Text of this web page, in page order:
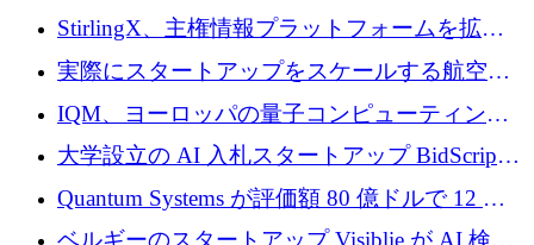
Venture Kick から 16 万 1,000 ユーロを調達
StirlingX、主権情報プラットフォームを拡張
するためにシリーズ A で 2,000 万ドルを確保
実際にスタートアップをスケールする航空イ
ノベーション モデルを学ぶ
IQM、ヨーロッパの量子コンピューティング
企業として初めて米国の主要取引所に上場
大学設立の AI 入札スタートアップ BidScript
がプレシード資金総額 100 万ドルを突破
Quantum Systems が評価額 80 億ドルで 12 億
ドルを調達